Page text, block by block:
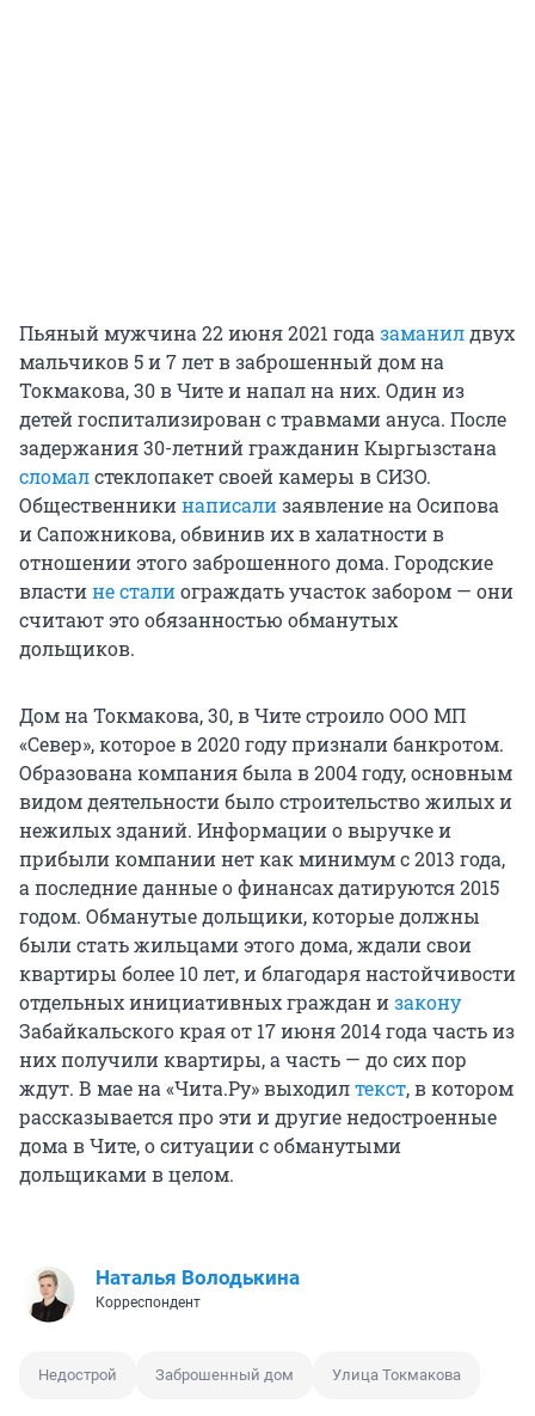
Пьяный мужчина 22 июня 2021 годазаманилдвух
мальчиков 5 и 7 лет в заброшенный дом на
Токмакова, 30 в Чите и напал на них. Один из
детей госпитализирован с травмами ануса. После
задержания 30-летний гражданин Кыргызстана
сломалстеклопакет своей камеры в СИЗО.
Общественникинаписализаявление на Осипова
и Сапожникова, обвинив их в халатности в
отношении этого заброшенного дома. Городские
властине сталиограждать участок забором — они
считают это обязанностью обманутых
дольщиков.
Дом на Токмакова, 30, в Чите строило ООО МП
«Север», которое в 2020 году признали банкротом.
Образована компания была в 2004 году, основным
видом деятельности было строительство жилых и
нежилых зданий. Информации о выручке и
прибыли компании нет как минимум с 2013 года,
а последние данные о финансах датируются 2015
годом. Обманутые дольщики, которые должны
были стать жильцами этого дома, ждали свои
квартиры более 10 лет, и благодаря настойчивости
отдельных инициативных граждан изакону
Забайкальского края от 17 июня 2014 года часть из
них получили квартиры, а часть — до сих пор
ждут. В мае на «Чита.Ру» выходилтекст, в котором
рассказывается про эти и другие недостроенные
дома в Чите, о ситуации с обманутыми
дольщиками в целом.
Наталья Володькина
Корреспондент
Недострой Заброшенный дом Улица Токмакова